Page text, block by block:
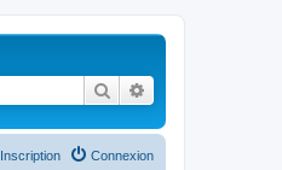
Rechercher
Connexion
Inscription